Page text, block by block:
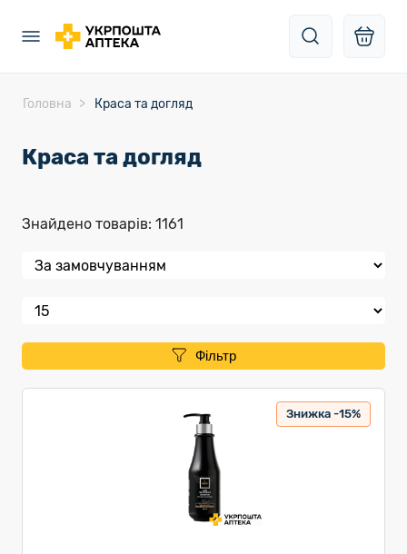
Головна Краса та догляд
Краса та догляд
Знайдено товарів: 1161
Фільтр
Знижка -15%